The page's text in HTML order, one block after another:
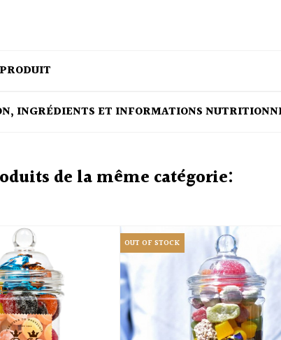
INGRÉDIENTS ET INFORMATIONS
de la même catégorie:
OUT OF STOCK